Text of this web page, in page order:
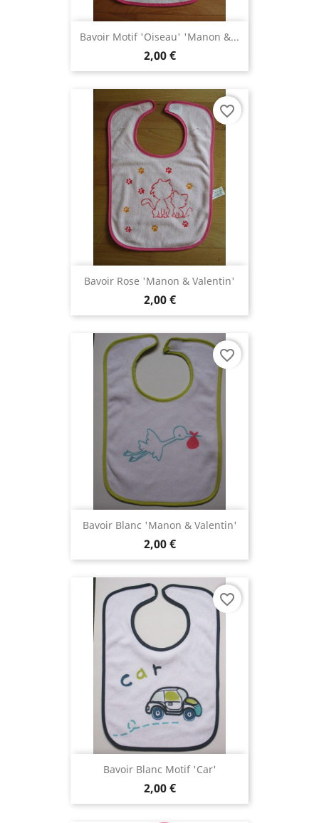
Bavoir Motif 'oiseau' 'Manon &...
2,00 €
Bavoir Rose 'Manon & Valentin'
2,00 €
favorite_border
Bavoir Blanc 'Manon & Valentin'
2,00 €
favorite_border
Bavoir Blanc Motif 'car'
2,00 €
favorite_border